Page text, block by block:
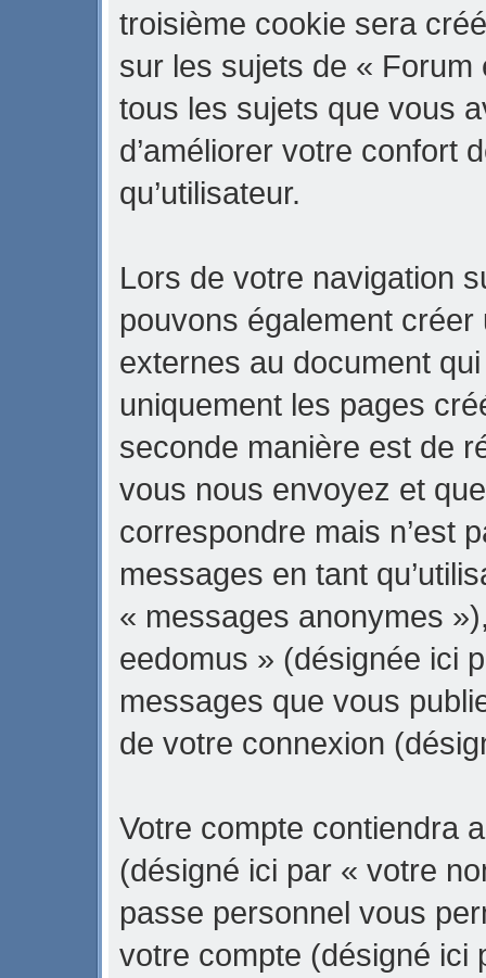
troisième cookie sera
sur les sujets de «
tous les sujets que vous
d’améliorer votre confort
qu’utilisateur.
Lors de votre navigation
pouvons également
externes au document
uniquement les pages
seconde manière est de
vous nous envoyez et
correspondre mais n’est
messages en tant
« messages anonymes
eedomus » (désignée ici
messages que vous
de votre connexion
Votre compte contiendra
(désigné ici par « votre
passe personnel vous
votre compte (désigné ici